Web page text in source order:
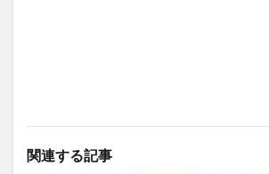
関連する記事